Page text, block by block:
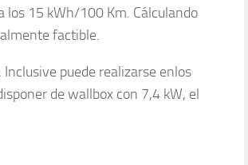
los 15 kWh/100 Km. Cálculando
factible.
puede realizarse enlos
de wallbox con 7,4 kW, el